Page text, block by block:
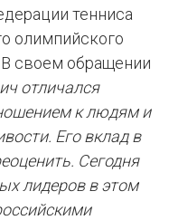
тенниса
олимпийского
своем обращении
отличался
к людям и
Его вклад в
Сегодня
лидеров в этом